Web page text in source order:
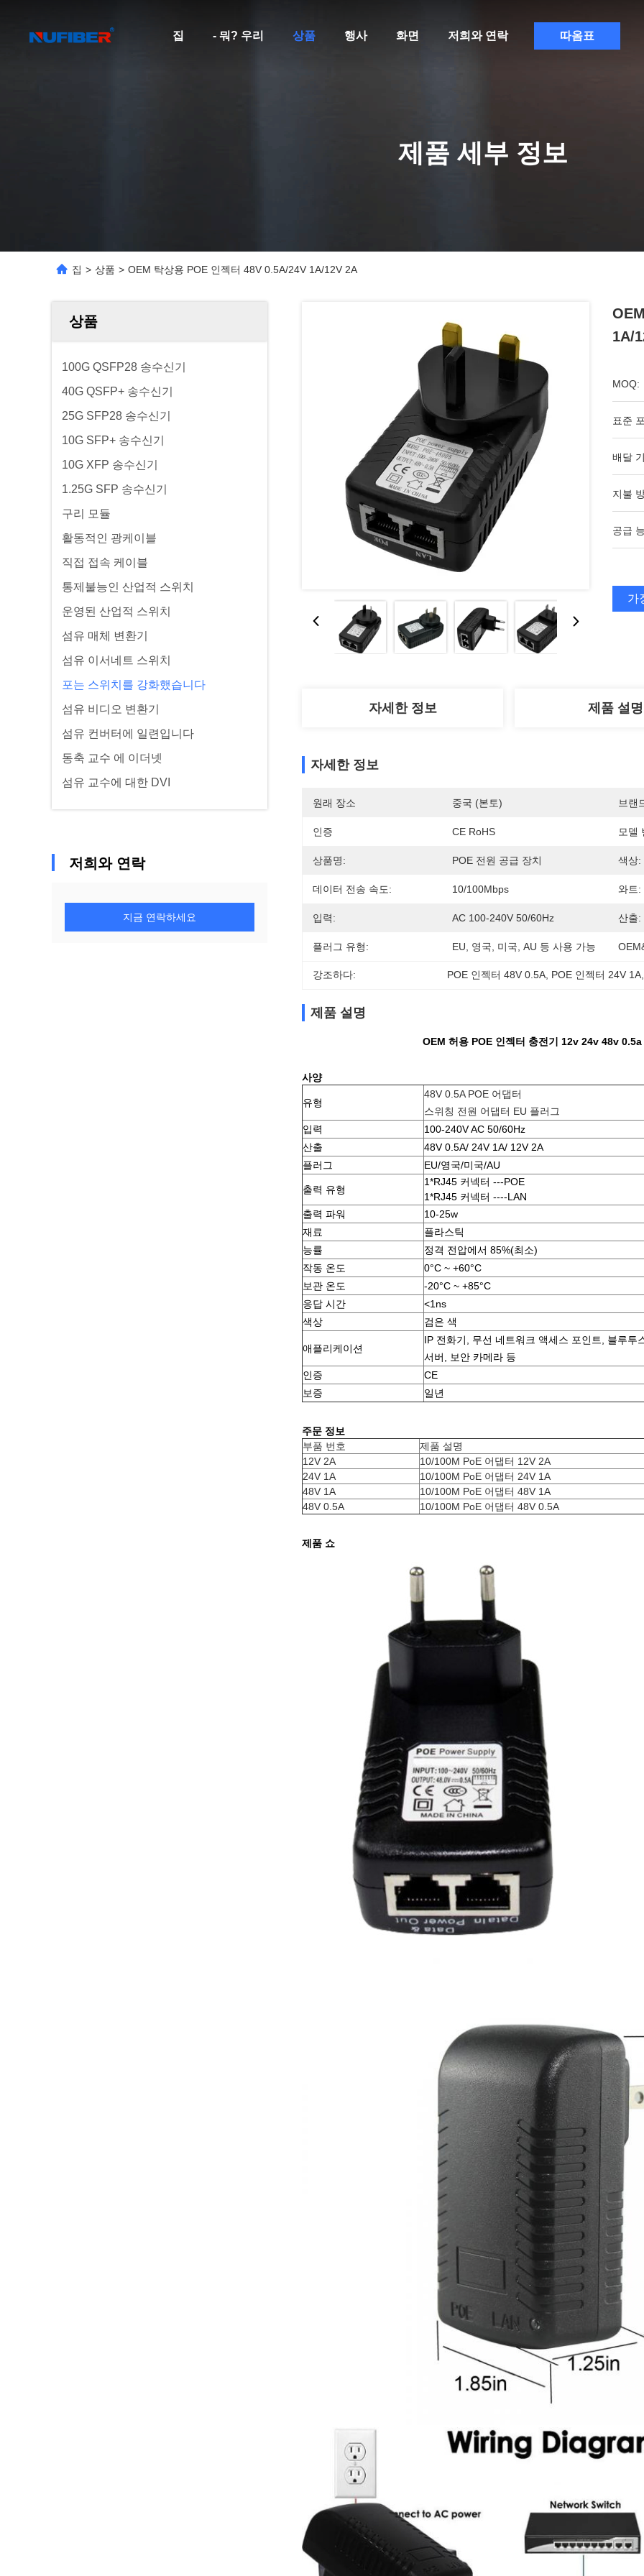
집 - 뭐? 우리 상품 행사 화면 저희와 연락 따옴표
제품 세부 정보
집 > 상품 > OEM 탁상용 POE 인젝터 48V 0.5A/24V 1A/12V 2A
상품
100G QSFP28 송수신기
40G QSFP+ 송수신기
25G SFP28 송수신기
10G SFP+ 송수신기
10G XFP 송수신기
1.25G SFP 송수신기
구리 모듈
활동적인 광케이블
직접 접속 케이블
통제불능인 산업적 스위치
운영된 산업적 스위치
섬유 매체 변환기
섬유 이서네트 스위치
포는 스위치를 강화했습니다
섬유 비디오 변환기
섬유 컨버터에 일련입니다
동축 교수 에 이더넷
섬유 교수에 대한 DVI
저희와 연락
지금 연락하세요
1A/
MOQ:
표준
배달
지불
공급
가
자세한 정보 제품 설명
자세한 정보
원래 장소 중국 (본토) 브랜
인증 CE RoHS 모델
상품명: POE 전원 공급 장치 색상:
데이터 전송 속도: 10/100Mbps 와트:
입력: AC 100-240V 50/60Hz 산출:
플러그 유형: EU, 영국, 미국, AU 등 사용 가능
강조하다: POE 인젝터 48V 0.5A POE 인젝터 24V 1A
제품 설명
OEM 허용 POE 인젝터 충전기 12v 24v 48v
사양
유형
48V 0.5A POE 어댑터
스위칭 전원 어댑터 EU 플러그
입력
100-240V AC 50/60Hz
산출
48V 0.5A/ 24V 1A/ 12V 2A
플러그
EU/영국/미국/AU
출력 유형
1*RJ45 커넥터 ---POE
1*RJ45 커넥터 ----LAN
출력 파워
10-25w
재료
플라스틱
능률
정격 전압에서 85%(최소)
작동 온도
0°C ~ +60°C
보관 온도
-20°C ~ +85°C
응답 시간
<1ns
색상
검은 색
애플리케이션
IP 전화기, 무선 네트워크 액세스 포인트, 블루투
서버, 보안 카메라 등
인증
CE
보증
일년
주문 정보
부품 번호
제품 설명
12V 2A
10/100M PoE 어댑터 12V 2A
24V 1A
10/100M PoE 어댑터 24V 1A
48V 1A
10/100M PoE 어댑터 48V 1A
48V 0.5A
10/100M PoE 어댑터 48V 0.5A
제품 쇼